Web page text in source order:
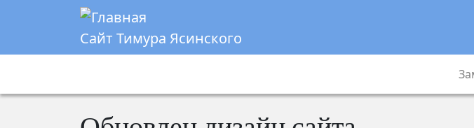
Перейти к основному содержанию
Сайт Тимура Ясинского